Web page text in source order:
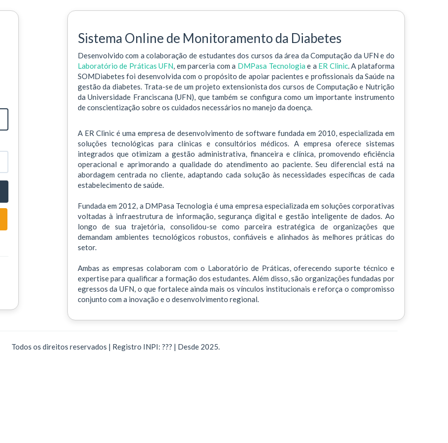
Sistema Online de Monitoramento da Diabetes
Desenvolvido com a colaboração de estudantes dos cursos da área da Computação da UFN e do
Laboratório de Práticas UFN , em parceria com a DMPasa Tecnologia e a ER Clinic. A plataforma
SOMDiabetes foi desenvolvida com o propósito de apoiar pacientes e profissionais da Saúde na
gestão da diabetes. Trata-se de um projeto extensionista dos cursos de Computação e Nutrição
da Universidade Franciscana (UFN), que também se configura como um importante instrumento
de conscientização sobre os cuidados necessários no manejo da doença.
A ER Clinic é uma empresa de desenvolvimento de software fundada em 2010, especializada em
soluções tecnológicas para clínicas e consultórios médicos. A empresa oferece sistemas
integrados que otimizam a gestão administrativa, financeira e clínica, promovendo eficiência
operacional e aprimorando a qualidade do atendimento ao paciente. Seu diferencial está na
abordagem centrada no cliente, adaptando cada solução às necessidades específicas de cada
estabelecimento de saúde.
Fundada em 2012, a DMPasa Tecnologia é uma empresa especializada em soluções corporativas
voltadas à infraestrutura de informação, segurança digital e gestão inteligente de dados. Ao
longo de sua trajetória, consolidou-se como parceira estratégica de organizações que
demandam ambientes tecnológicos robustos, confiáveis e alinhados às melhores práticas do
setor.
Ambas as empresas colaboram com o Laboratório de Práticas, oferecendo suporte técnico e
expertise para qualificar a formação dos estudantes. Além disso, são organizações fundadas por
egressos da UFN, o que fortalece ainda mais os vínculos institucionais e reforça o compromisso
conjunto com a inovação e o desenvolvimento regional.
Todos os direitos reservados | Registro INPI: ??? | Desde 2025.